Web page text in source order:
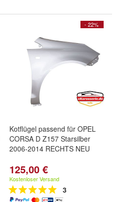
- 22%
Kotflügel passend für OPEL
CORSA D Z157 Starsilber
2006-2014 RECHTS NEU
125,00 €
Kostenloser Versand
3